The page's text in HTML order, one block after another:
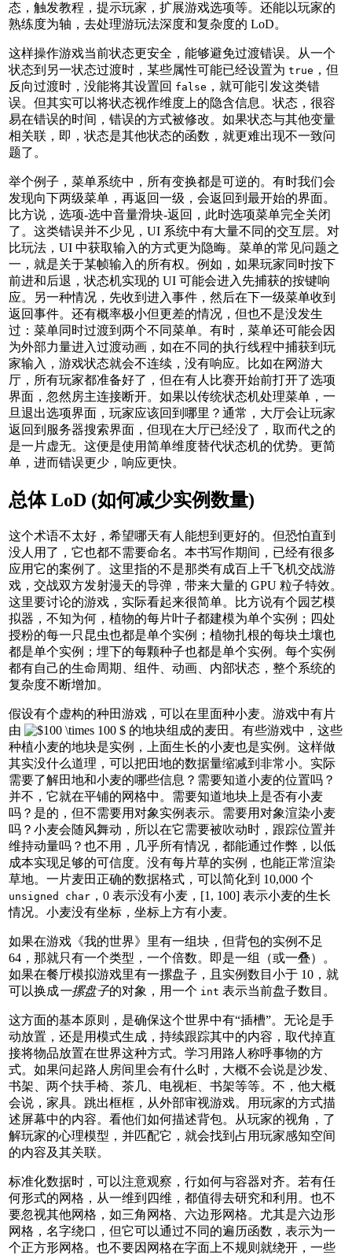
态，触发教程，提示玩家，扩展游戏选项等。还能以玩家的
熟练度为轴，去处理游玩法深度和复杂度的 LoD。
这样操作游戏当前状态更安全，能够避免过渡错误。从一个
状态到另一状态过渡时，某些属性可能已经设置为true ，但
反向过渡时，没能将其设置回 false ，就可能引发这类错
误。但其实可以将状态视作维度上的隐含信息。状态，很容
易在错误的时间，错误的方式被修改。如果状态与其他变量
相关联，即，状态是其他状态的函数，就更难出现不一致问
题了。
举个例子，菜单系统中，所有变换都是可逆的。有时我们会
发现向下两级菜单，再返回一级，会返回到最开始的界面。
比方说，选项-选中音量滑块-返回，此时选项菜单完全关闭
了。这类错误并不少见，UI 系统中有大量不同的交互层。对
比玩法，UI 中获取输入的方式更为隐晦。菜单的常见问题之
一，就是关于某帧输入的所有权。例如，如果玩家同时按下
前进和后退，状态机实现的 UI 可能会进入先捕获的按键响
应。另一种情况，先收到进入事件，然后在下一级菜单收到
返回事件。还有概率极小但更差的情况，但也不是没发生
过：菜单同时过渡到两个不同菜单。有时，菜单还可能会因
为外部力量进入过渡动画，如在不同的执行线程中捕获到玩
家输入，游戏状态就会不连续，没有响应。比如在网游大
厅，所有玩家都准备好了，但在有人比赛开始前打开了选项
界面，忽然房主连接断开。如果以传统状态机处理菜单，一
旦退出选项界面，玩家应该回到哪里？通常，大厅会让玩家
返回到服务器搜索界面，但现在大厅已经没了，取而代之的
是一片虚无。这便是使用简单维度替代状态机的优势。更简
单，进而错误更少，响应更快。
总体 LoD (如何减少实例数量)
这个术语不太好，希望哪天有人能想到更好的。但恐怕直到
没人用了，它也都不需要命名。本书写作期间，已经有很多
应用它的案例了。这里指的不是那类有成百上千飞机交战游
戏，交战双方发射漫天的导弹，带来大量的 GPU 粒子特效。
这里要讨论的游戏，实际看起来很简单。比方说有个园艺模
拟器，不知为何，植物的每片叶子都建模为单个实例；四处
授粉的每一只昆虫也都是单个实例；植物扎根的每块土壤也
都是单个实例；埋下的每颗种子也都是单个实例。每个实例
都有自己的生命周期、组件、动画、内部状态，整个系统的
复杂度不断增加。
假设有个虚构的种田游戏，可以在里面种小麦。游戏中有片
由
的地块组成的麦田。有些游戏中，这些
种植小麦的地块是实例，上面生长的小麦也是实例。这样做
其实没什么道理，可以把田地的数据量缩减到非常小。实际
需要了解田地和小麦的哪些信息？需要知道小麦的位置吗？
并不，它就在平铺的网格中。需要知道地块上是否有小麦
吗？是的，但不需要用对象实例表示。需要用对象渲染小麦
吗？小麦会随风舞动，所以在它需要被吹动时，跟踪位置并
维持动量吗？也不用，几乎所有情况，都能通过作弊，以低
成本实现足够的可信度。没有每片草的实例，也能正常渲染
草地。一片麦田正确的数据格式，可以简化到 10,000 个
unsigned char ，0 表示没有小麦，[1, 100] 表示小麦的生长
情况。小麦没有坐标，坐标上方有小麦。
如果在游戏《我的世界》里有一组块，但背包的实例不足
64，那就只有一个类型，一个倍数。即是一组（或一叠）。
如果在餐厅模拟游戏里有一摞盘子，且实例数目小于 10，就
可以换成一摞盘子的对象，用一个 int 表示当前盘子数目。
这方面的基本原则，是确保这个世界中有“插槽”。无论是手
动放置，还是用模式生成，持续跟踪其中的内容，取代掉直
接将物品放置在世界这种方式。学习用路人称呼事物的方
式。如果问起路人房间里会有什么时，大概不会说是沙发、
书架、两个扶手椅、茶几、电视柜、书架等等。不，他大概
会说，家具。跳出框框，从外部审视游戏。用玩家的方式描
述屏幕中的内容。看他们如何描述背包。从玩家的视角，了
解玩家的心理模型，并匹配它，就会找到占用玩家感知空间
的内容及其关联。
标准化数据时，可以注意观察，行如何与容器对齐。若有任
何形式的网格，从一维到四维，都值得去研究和利用。也不
要忽视其他网格，如三角网格、六边形网格。尤其是六边形
网格，名字绕口，但它可以通过不同的遍历函数，表示为一
个正方形网格。也不要因网格在字面上不规则就绕开，一些